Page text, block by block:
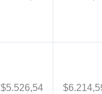
$5.526,54